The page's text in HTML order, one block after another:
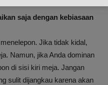
saja dengan kebiasaan
Jika tidak kidal,
Namun, jika Anda dominan
di sisi kiri meja. Jangan
sulit dijangkau karena akan